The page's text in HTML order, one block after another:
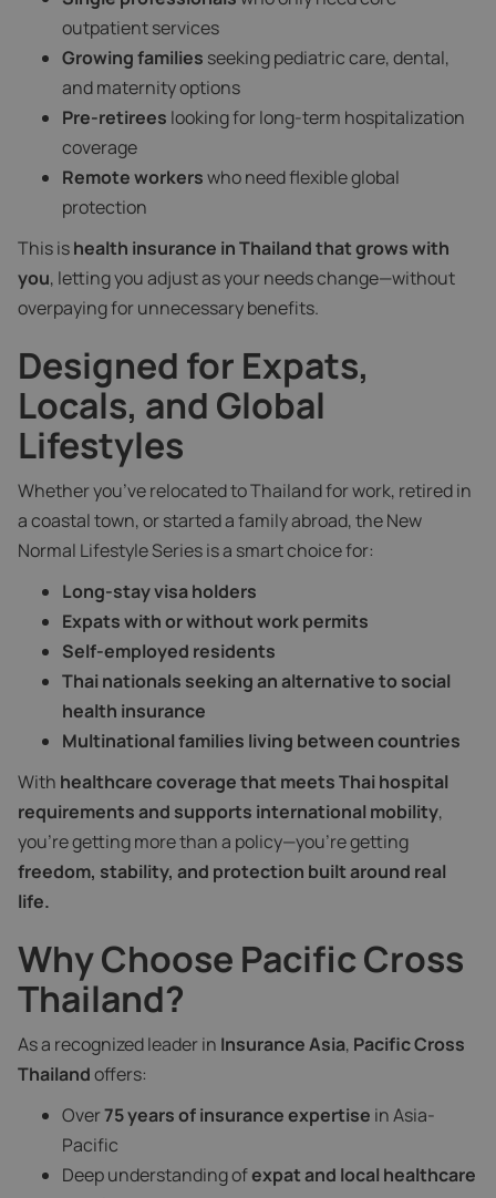
outpatient services
Growing families seeking pediatric care, dental,
and maternity options
Pre-retirees looking for long-term hospitalization
coverage
Remote workerswho need flexible global
protection
This ishealth insurance in Thailand that grows with
you, letting you adjust as your needs change—without
overpaying for unnecessary benefits.
Designed for Expats,
Locals, and Global
Lifestyles
Whether you’ve relocated to Thailand for work, retired in
a coastal town, or started a family abroad, the New
Normal Lifestyle Series is a smart choice for:
Long-stay visa holders
Expats with or without work permits
Self-employed residents
Thai nationals seeking an alternative to social
health insurance
Multinational families living between countries
With healthcare coverage that meets Thai hospital
requirements and supports international mobility,
you’re getting more than a policy—you’re getting
freedom, stability, and protection built around real
life.
Why Choose Pacific Cross
Thailand?
As a recognized leader in Insurance Asia, Pacific Cross
Thailandoffers:
Over75 years of insurance expertise in Asia-
Pacific
Deep understanding ofexpat and local healthcare